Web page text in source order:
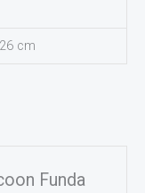
cm
Funda